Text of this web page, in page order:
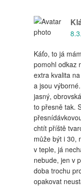
Káťo, to já
pomohl odkaz
extra kvalita
a jsou
jasný,
to přesně tak.
chtít příště
může být i 30,
v teple, já
nebude, jen v
doba trochu
opakovat